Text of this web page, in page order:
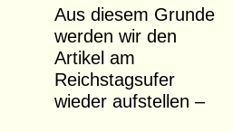
Aus diesem Grunde
werden wir den
Artikel am
Reichstagsufer
wieder aufstellen –